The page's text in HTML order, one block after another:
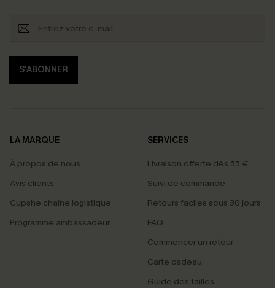
S'ABONNER
LA MARQUE
À propos de nous
Avis clients
Cupshe chaîne logistique
Programme ambassadeur
SERVICES
Livraison offerte dès 55 €
Suivi de commande
Retours faciles sous 30 jours
FAQ
Commencer un retour
Carte cadeau
Guide des tailles